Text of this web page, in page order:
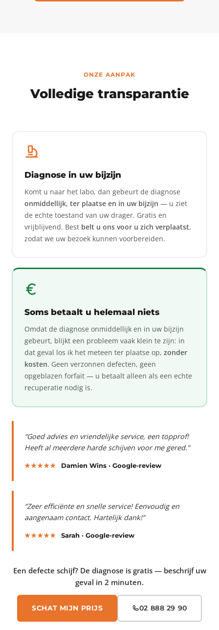
ONZE AANPAK
Volledige transparantie
Diagnose in uw bijzijn
Komt u naar het labo, dan gebeurt de diagnose
onmiddellijk, ter plaatse en in uw bijzijn — u ziet
de echte toestand van uw drager. Gratis en
vrijblijvend. Best belt u ons voor u zich verplaatst,
zodat we uw bezoek kunnen voorbereiden.
Soms betaalt u helemaal niets
Omdat de diagnose onmiddellijk en in uw bijzijn
gebeurt, blijkt een probleem vaak klein te zijn: in
dat geval los ik het meteen ter plaatse op, zonder
kosten. Geen verzonnen defecten, geen
opgeblazen forfait — u betaalt alleen als een echte
recuperatie nodig is.
“Goed advies en vriendelijke service, een topprof!
Heeft al meerdere harde schijven voor me gered.”
★★★★★ Damien Wins · Google-review
“Zeer efficiënte en snelle service! Eenvoudig en
aangenaam contact. Hartelijk dank!”
★★★★★ Sarah · Google-review
Een defecte schijf? De diagnose is gratis — beschrijf uw
geval in 2 minuten.
SCHAT MIJN PRIJS 02 888 29 90